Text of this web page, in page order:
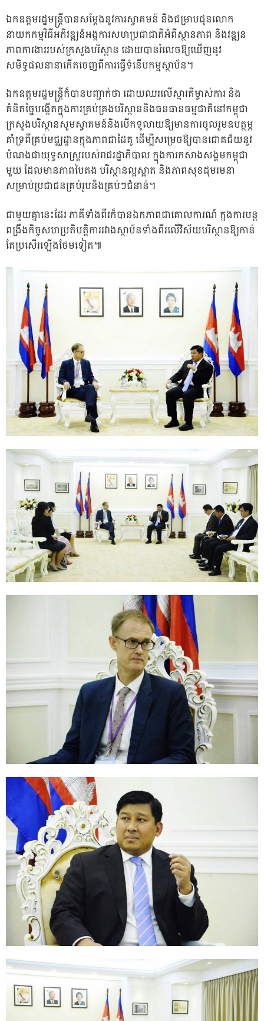
ឯកឧត្ដម​រដ្ឋមន្ត្រី​បានសម្ដែង​នូវ​ការ​ស្វាគមន៍​ និង​ជម្រាប​ជូន​លោក
នាយកកម្មវិធីអភិវឌ្ឍន៍អង្គការសហប្រជាជាតិ​អំពី​ស្ថានភាព​ និង​វឌ្ឍន
ភាព​ការងារ​របស់​ក្រសួង​បរិស្ថាន​ ដោយ​បានរំលេច​ឱ្យ​ឃើញ​នូវ​
សមិទ្ធផល​នានា​កើត​ចេញ​ពី​​ការ​ធ្វើ​ទំនើបកម្ម​ស្ថាប័ន​​។
ឯកឧត្ដម​រដ្ឋមន្ត្រី​ក៏បាន​បញ្ជាក់​​ថា​ ដោយ​ឈរ​លើ​​ស្មារតី​ម្ចាស់ការ​ និង​
គំនិត​ច្នៃបង្កើត​​ក្នុងការ​​គ្រប់​គ្រង​បរិស្ថាន​និង​ធនធាន​ធម្មជាតិនៅកម្ពុជា​
ក្រសួងបរិស្ថានសូមស្វាគមន៍​និង​បើក​ទូលាយ​ឱ្យ​មាន​ការ​ចូលរួម​ឧបត្ថម្ភ​
គាំទ្រ​​ពី​គ្រប់​មជ្ឈដ្ឋាន​ក្នុង​ភាព​ជា​ដៃគូ​ ដើម្បី​សម្រេច​ឱ្យ​បានជោគជ័យ​នូវ​​
បំណង​ជា​យុទ្ធសាស្ត្រ​របស់​រាជ​រដ្ឋាភិបាល​ ក្នុង​ការ​កសាងសង្គមកម្ពុជា
មួយ​ ​ដែល​មានភាព​បៃតង​ បរិស្ថាន​ល្អ​ស្អាត​ និង​ភាព​សុខដុមរមនា​
សម្រាប់​ប្រជាជន​គ្រប់​រូប​​និង​គ្រប់​ៗជំនាន់​។
ជាមួយគ្នានេះដែរ ភាគីទាំងពីរ​ក៏បាន​ឯកភាព​ជា​គោលការណ៍​ ក្នង​ការបន្ត
ពង្រឹង​​កិច្ច​សហប្រតិបត្តិការ​រវាង​ស្ថាប័ន​ទាំង​ពីរ​លើ​វិស័យ​បរិស្ថាន​ឱ្យ​កាន់​
តែ​ប្រសើរ​ឡើង​ថែម​ទៀត​៕